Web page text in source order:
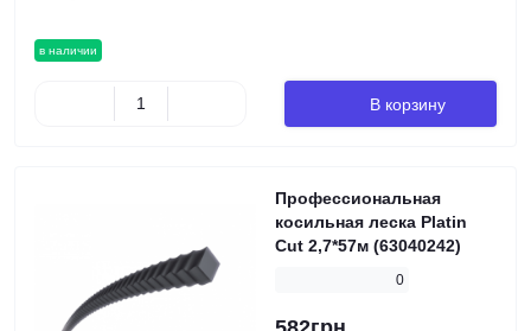
в наличии
В корзину
Профессиональная
косильная леска Platin
Cut 2,7*57м (63040242)
0